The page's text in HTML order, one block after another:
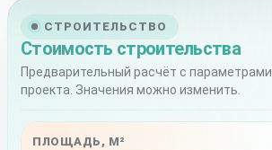
СТРОИТЕЛЬСТВО
Стоимость строительства
Предварительный расчёт с
проекта. Значения можно изменить.
ПЛОЩАДЬ, М²